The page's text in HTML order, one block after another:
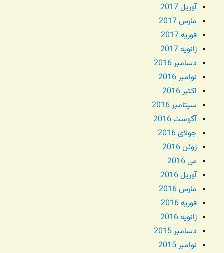
آوریل 2017
مارس 2017
فوریه 2017
ژانویه 2017
دسامبر 2016
نوامبر 2016
اکتبر 2016
سپتامبر 2016
آگوست 2016
جولای 2016
ژوئن 2016
می 2016
آوریل 2016
مارس 2016
فوریه 2016
ژانویه 2016
دسامبر 2015
نوامبر 2015